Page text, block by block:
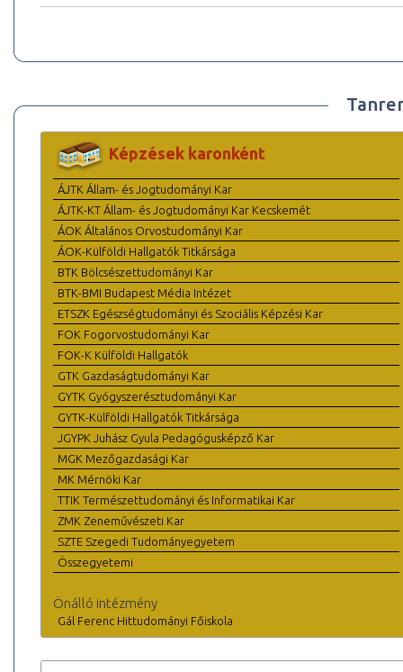
Képzések karonként
ÁJTK Állam- és Jogtudományi Kar
ÁJTK-KT Állam- és Jogtudományi Kar Kecskemét
ÁOK Általános Orvostudományi Kar
ÁOK-Külföldi Hallgatók Titkársága
BTK Bölcsészettudományi Kar
BTK-BMI Budapest Média Intézet
ETSZK Egészségtudományi és Szociális Képzési Kar
FOK Fogorvostudományi Kar
FOK-K Külföldi Hallgatók
GTK Gazdaságtudományi Kar
GYTK Gyógyszerésztudományi Kar
GYTK-Külföldi Hallgatók Titkársága
JGYPK Juhász Gyula Pedagógusképző Kar
MGK Mezőgazdasági Kar
MK Mérnöki Kar
TTIK Természettudományi és Informatikai Kar
ZMK Zeneművészeti Kar
SZTE Szegedi Tudományegyetem
Összegyetemi
Önálló intézmény
Gál Ferenc Hittudományi Főiskola